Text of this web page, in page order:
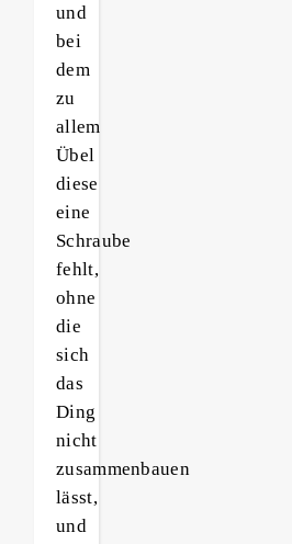
und
bei
dem
zu
allem
Übel
diese
eine
Schraube
fehlt,
ohne
die
sich
das
Ding
nicht
zusammenbauen
lässt,
und